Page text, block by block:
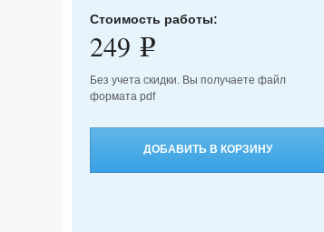
Стоимость работы:
249 e
Без учета скидки. Вы получаете файл
формата pdf
ДОБАВИТЬ В КОРЗИНУ